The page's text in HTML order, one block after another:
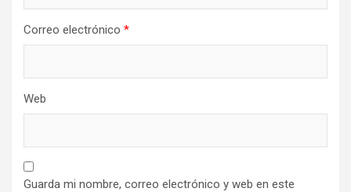
Correo electrónico *
Web
Guarda mi nombre, correo electrónico y web en este